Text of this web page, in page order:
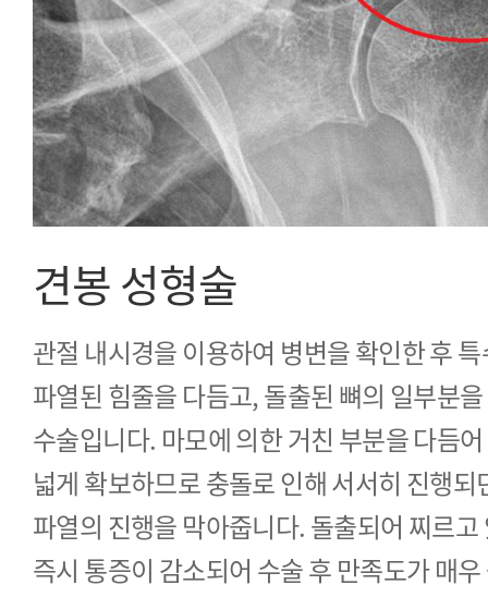
견봉 성형술
관절 내시경을 이용하여 병변을 확인한 후
파열된 힘줄을 다듬고, 돌출된 뼈의 일부분
수술입니다. 마모에 의한 거친 부분을 다듬
넓게 확보하므로 충돌로 인해 서서히 진행되
파열의 진행을 막아줍니다. 돌출되어 찌르
즉시 통증이 감소되어 수술 후 만족도가 매